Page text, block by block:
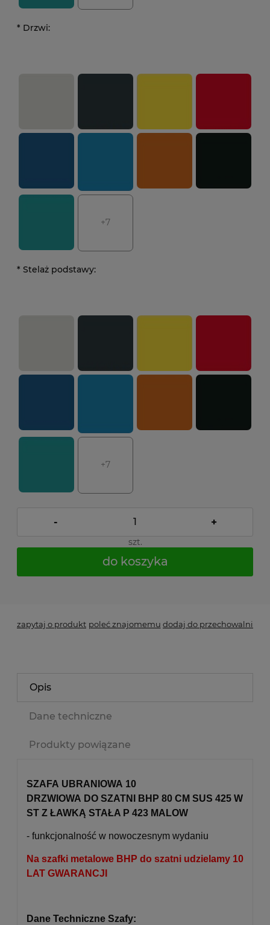
* Drzwi:
+7
* Stelaż podstawy:
+7
- +
szt.
do koszyka
zapytaj o produkt poleć znajomemu dodaj do przechowalni
Opis
Dane techniczne
Produkty powiązane
SZAFA UBRANIOWA 10
DRZWIOWA DO SZATNI BHP 80 CM SUS 425 W
ST Z ŁAWKĄ STAŁA P 423 MALOW
- funkcjonalność w nowoczesnym wydaniu
Na szafki metalowe BHP do szatni udzielamy 10
LAT GWARANCJI
Dane Techniczne Szafy: